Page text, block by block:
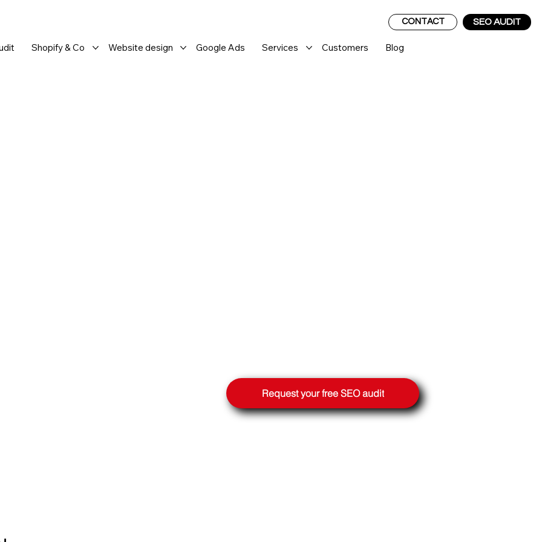
SEO AUDIT
CONTACT
Shopify & Co Website design Google Ads Services Customers Blog
Request your free SEO audit